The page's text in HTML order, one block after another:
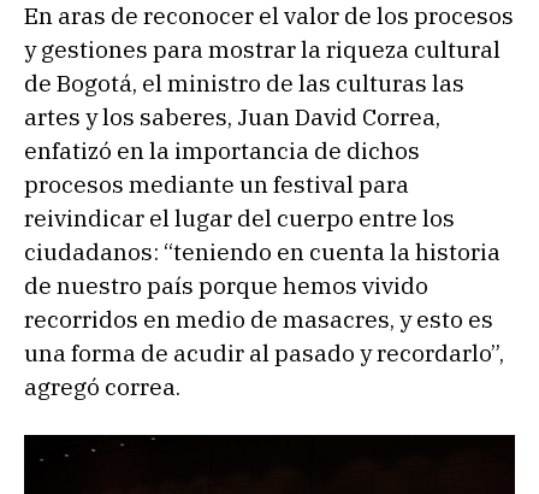
En aras de reconocer el valor de los procesos
y gestiones para mostrar la riqueza cultural
de Bogotá, el ministro de las culturas las
artes y los saberes, Juan David Correa,
enfatizó en la importancia de dichos
procesos mediante un festival para
reivindicar el lugar del cuerpo entre los
ciudadanos: “teniendo en cuenta la historia
de nuestro país porque hemos vivido
recorridos en medio de masacres, y esto es
una forma de acudir al pasado y recordarlo”,
agregó correa.